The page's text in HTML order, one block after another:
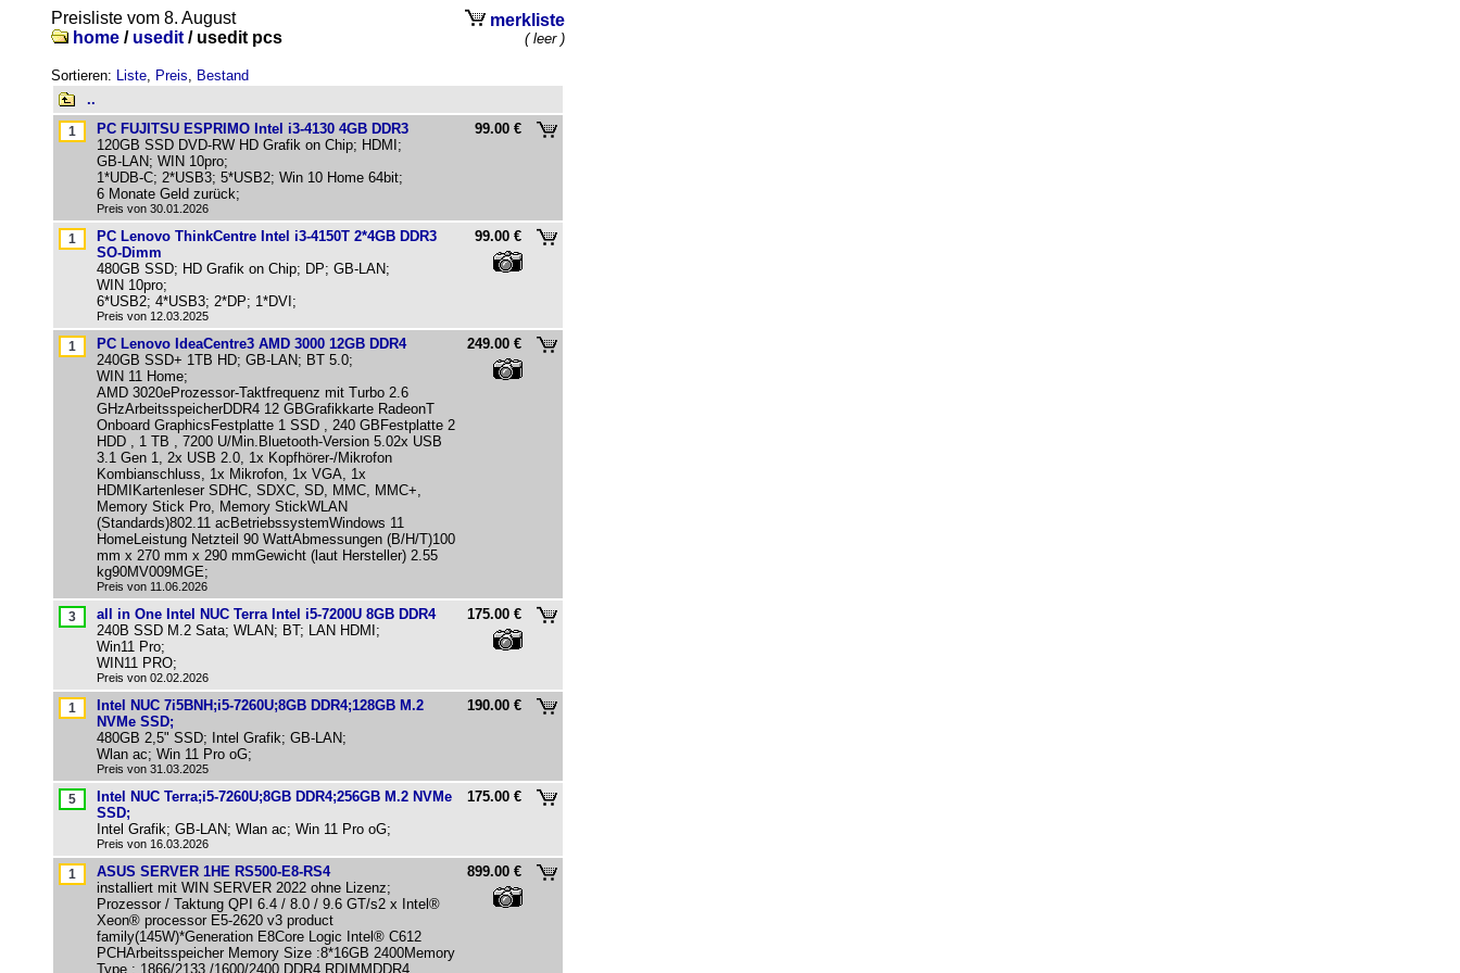
Preisliste vom 8. August
home / usedit / usedit pcs
merkliste
( leer )
Sortieren: Liste, Preis, Bestand
..
PC FUJITSU ESPRIMO Intel i3-4130 4GB DDR3
120GB SSD DVD-RW HD Grafik on Chip; HDMI;
GB-LAN; WIN 10pro;
1*UDB-C; 2*USB3; 5*USB2; Win 10 Home 64bit;
6 Monate Geld zurück;
Preis von 30.01.2026
99.00 €
PC Lenovo ThinkCentre Intel i3-4150T 2*4GB DDR3
SO-Dimm
480GB SSD; HD Grafik on Chip; DP; GB-LAN;
WIN 10pro;
6*USB2; 4*USB3; 2*DP; 1*DVI;
Preis von 12.03.2025
99.00 €
PC Lenovo IdeaCentre3 AMD 3000 12GB DDR4
240GB SSD+ 1TB HD; GB-LAN; BT 5.0;
WIN 11 Home;
AMD 3020eProzessor-Taktfrequenz mit Turbo 2.6
GHzArbeitsspeicherDDR4 12 GBGrafikkarte RadeonT
Onboard GraphicsFestplatte 1 SSD , 240 GBFestplatte 2
HDD , 1 TB , 7200 U/Min.Bluetooth-Version 5.02x USB
3.1 Gen 1, 2x USB 2.0, 1x Kopfhörer-/Mikrofon
Kombianschluss, 1x Mikrofon, 1x VGA, 1x
HDMIKartenleser SDHC, SDXC, SD, MMC, MMC+,
Memory Stick Pro, Memory StickWLAN
(Standards)802.11 acBetriebssystemWindows 11
HomeLeistung Netzteil 90 WattAbmessungen (B/H/T)100
mm x 270 mm x 290 mmGewicht (laut Hersteller) 2.55
kg90MV009MGE;
Preis von 11.06.2026
249.00 €
all in One Intel NUC Terra Intel i5-7200U 8GB DDR4
240B SSD M.2 Sata; WLAN; BT; LAN HDMI;
Win11 Pro;
WIN11 PRO;
Preis von 02.02.2026
175.00 €
Intel NUC 7i5BNH;i5-7260U;8GB DDR4;128GB M.2
NVMe SSD;
480GB 2,5" SSD; Intel Grafik; GB-LAN;
Wlan ac; Win 11 Pro oG;
Preis von 31.03.2025
190.00 €
Intel NUC Terra;i5-7260U;8GB DDR4;256GB M.2 NVMe
SSD;
Intel Grafik; GB-LAN; Wlan ac; Win 11 Pro oG;
Preis von 16.03.2026
175.00 €
ASUS SERVER 1HE RS500-E8-RS4
installiert mit WIN SERVER 2022 ohne Lizenz;
Prozessor / Taktung QPI 6.4 / 8.0 / 9.6 GT/s2 x Intel®
Xeon® processor E5-2620 v3 product
family(145W)*Generation E8Core Logic Intel® C612
PCHArbeitsspeicher Memory Size :8*16GB 2400Memory
Type : 1866/2133 /1600/2400 DDR4 RDIMMDDR4
899.00 €